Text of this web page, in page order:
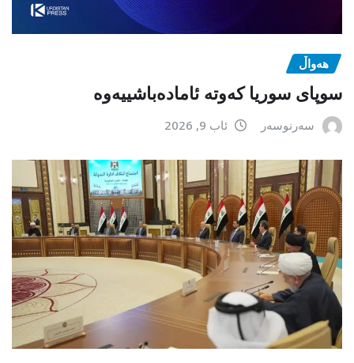
هەواڵ
سوپای سوریا کەوتە ئامادەباشییەوە
سەرنوسەر ئاب 9, 2026